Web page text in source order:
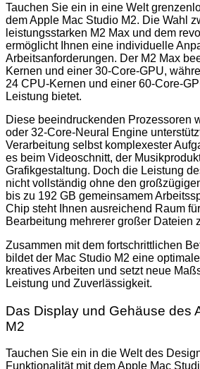
Tauchen Sie ein in eine Welt
dem Apple Mac Studio M2. Die Wahl
leistungsstarken M2 Max und dem
ermöglicht Ihnen eine individuelle
Arbeitsanforderungen. Der M2 Max
Kernen und einer 30-Core-GPU,
24 CPU-Kernen und einer 60-Core-
Leistung bietet.
Diese beeindruckenden Prozessoren
oder 32-Core-Neural Engine
Verarbeitung selbst komplexester
es beim Videoschnitt, der
Grafikgestaltung. Doch die Leistung
nicht vollständig ohne den
bis zu 192 GB gemeinsamem
Chip steht Ihnen ausreichend Raum
Bearbeitung mehrerer großer Dateien
Zusammen mit dem fortschrittlichen
bildet der Mac Studio M2 eine
kreatives Arbeiten und setzt neue
Leistung und Zuverlässigkeit.
Das Display und Gehäuse des
M2
Tauchen Sie ein in die Welt des
Funktionalität mit dem Apple Mac